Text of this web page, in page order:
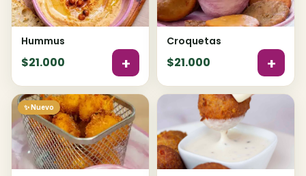
Hummus
$21.000 +
Croquetas
$21.000 +
✨ Nuevo